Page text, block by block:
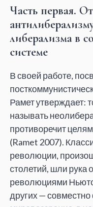
Часть первая.
либерализма в
системе
В своей работе,
Рамет утверждает:
называть
противоречит
(Ramet 2007).
революции,
столетий, шли рука
революциями
других —